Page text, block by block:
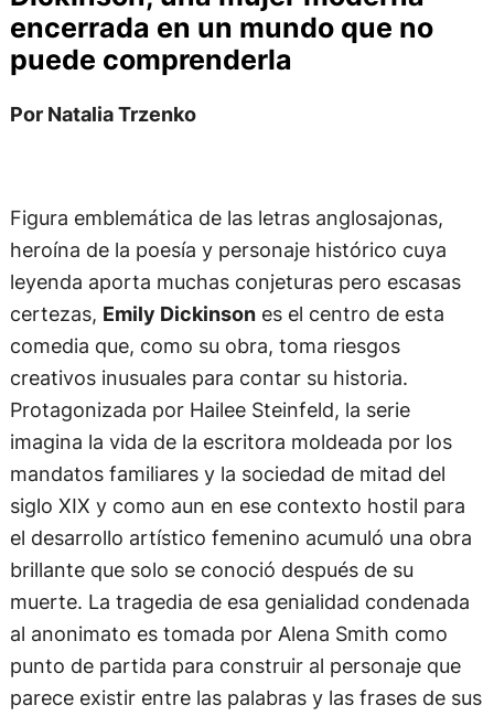
encerrada en un mundo que no
puede comprenderla
Por Natalia Trzenko
Figura emblemática de las letras anglosajonas,
heroína de la poesía y personaje histórico cuya
leyenda aporta muchas conjeturas pero escasas
certezas, Emily Dickinsones el centro de esta
comedia que, como su obra, toma riesgos
creativos inusuales para contar su historia.
Protagonizada por Hailee Steinfeld, la serie
imagina la vida de la escritora moldeada por los
mandatos familiares y la sociedad de mitad del
siglo XIX y como aun en ese contexto hostil para
el desarrollo artístico femenino acumuló una obra
brillante que solo se conoció después de su
muerte. La tragedia de esa genialidad condenada
al anonimato es tomada por Alena Smith como
punto de partida para construir al personaje que
parece existir entre las palabras y las frases de sus